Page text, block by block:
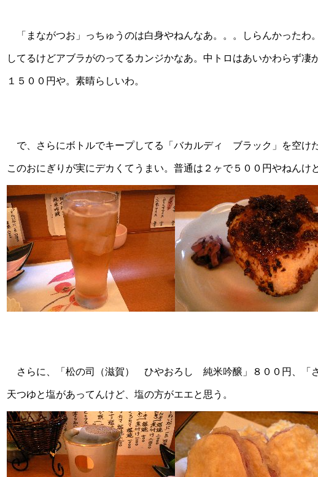
「まながつお」っちゅうのは白身やねんなあ。。。しらんかった
してるけどアブラがのってるカンジかなあ。中トロはあいかわらず
１５００円や。素晴らしいわ。
で、さらにボトルでキープしてる「バカルディ ブラック」を空け
このおにぎりが実にデカくてうまい。普通は２ヶで５００円やねんけ
さらに、「松の司（滋賀） ひやおろし 純米吟醸」８００円、「
天つゆと塩があってんけど、塩の方がエエと思う。